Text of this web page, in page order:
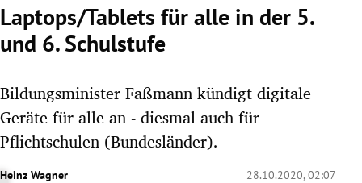
Untermenü
Untermenü
Laptops/Tablets für alle in der 5.
und 6. Schulstufe
Bildungsminister Faßmann kündigt digitale
Geräte für alle an - diesmal auch für
Pflichtschulen (Bundesländer).
Heinz Wagner 28.10.2020, 02:07